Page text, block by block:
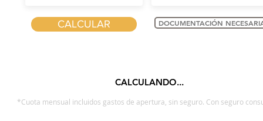
CALCULAR DOCUMENTACIÓN
CALCULANDO...
*Cuota mensual incluidos gastos de apertura, sin seguro. Con seguro